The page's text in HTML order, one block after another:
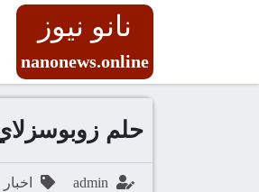
نانو نيوز
nanonews.online
حلم
admin